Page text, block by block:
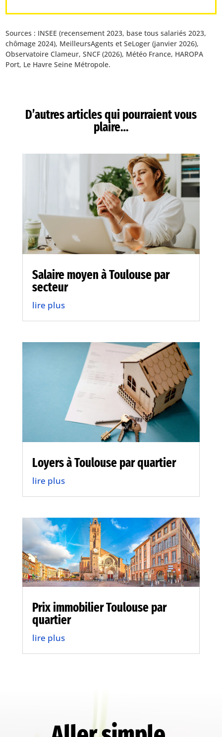
Sources : INSEE (recensement 2023, base tous salariés 2023,
chômage 2024), MeilleursAgents et SeLoger (janvier 2026),
Observatoire Clameur, SNCF (2026), Météo France, HAROPA
Port, Le Havre Seine Métropole.
D’autres articles qui pourraient vous
plaire…
Salaire moyen à Toulouse par
secteur
lire plus
Loyers à Toulouse par quartier
lire plus
Prix immobilier Toulouse par
quartier
lire plus